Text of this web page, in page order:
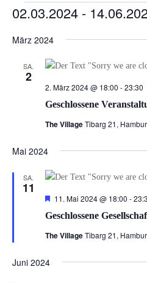
Veranstaltungen
02.03.2024 -
wählen.
März 2024
SA.
2
Geschlossene
2. März 2024 @ 18:00 -23:30
The VillageTibarg 21,
Mai 2024
SA.
11
Geschlossene
Hervorgehoben
11. Mai 2024 @ 18:00 -
The VillageTibarg 21,
Juni 2024